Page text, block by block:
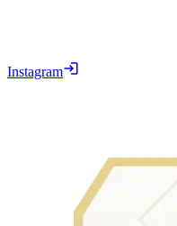
Instagram